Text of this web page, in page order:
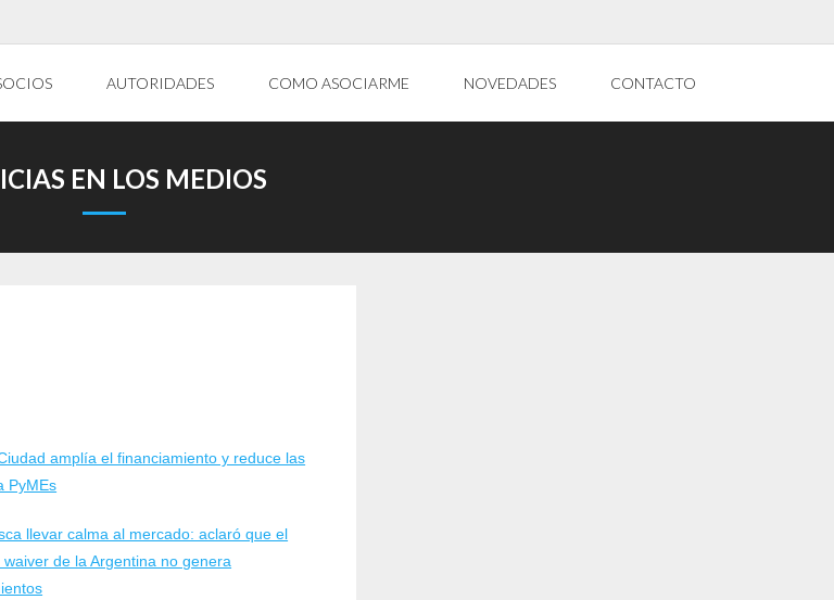
AUTORIDADES COMO ASOCIARME NOVEDADES CONTACTO
EN LOS MEDIOS
amplía el financiamiento y reduce las
PyMEs
llevar calma al mercado: aclaró que el
waiver de la Argentina no genera